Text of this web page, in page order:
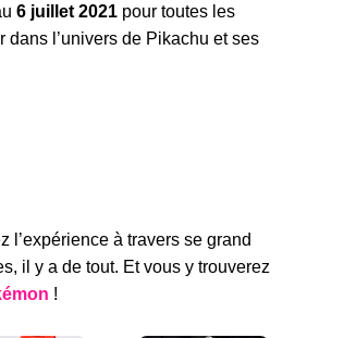
6 juillet 2021 pour toutes les
dans l’univers de Pikachu et ses
l’expérience à travers se grand
il y a de tout. Et vous y trouverez
!